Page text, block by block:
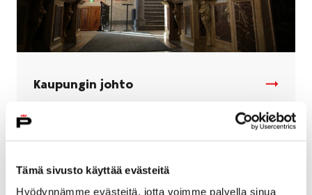
Tämä sivusto käyttää evästeitä
Hyödynnämme evästeitä, jotta voimme palvella sinua
Kaupungin johto